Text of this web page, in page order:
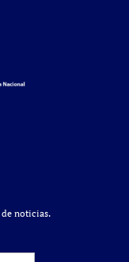
noticias.